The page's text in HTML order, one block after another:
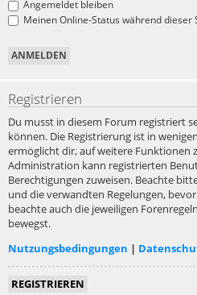
Angemeldet bleiben
Meinen Online-Status während dieser
Registrieren
Du musst in diesem Forum registriert
können. Die Registrierung ist in
ermöglicht dir, auf weitere Funktionen
Administration kann registrierten
Berechtigungen zuweisen. Beachte
und die verwandten Regelungen,
beachte auch die jeweiligen
bewegst.
Nutzungsbedingungen |
REGISTRIEREN